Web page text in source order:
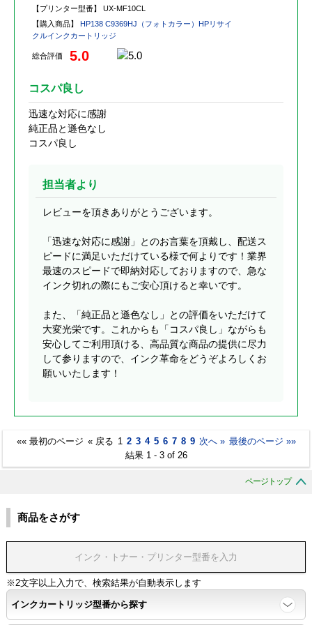
【プリンター型番】 UX-MF10CL
【購入商品】 HP138 C9369HJ（フォトカラー）HPリサイ
クルインクカートリッジ
総合評価 5.0
コスパ良し
迅速な対応に感謝
純正品と遜色なし
コスパ良し
担当者より
レビューを頂きありがとうございます。
「迅速な対応に感謝」とのお言葉を頂戴し、配送ス
ピードに満足いただけている様で何よりです！業界
最速のスピードで即納対応しておりますので、急な
インク切れの際にもご安心頂けると幸いです。
また、「純正品と遜色なし」との評価をいただけて
大変光栄です。これからも「コスパ良し」ながらも
安心してご利用頂ける、高品質な商品の提供に尽力
して参りますので、インク革命をどうぞよろしくお
願いいたします！
«« 最初のページ « 戻る 1 2 3 4 5 6 7 8 9 次へ » 最後のページ »»
結果 1 - 3 of 26
ページトップ
商品をさがす
※2文字以上入力で、検索結果が自動表示します
インクカートリッジ型番から探す